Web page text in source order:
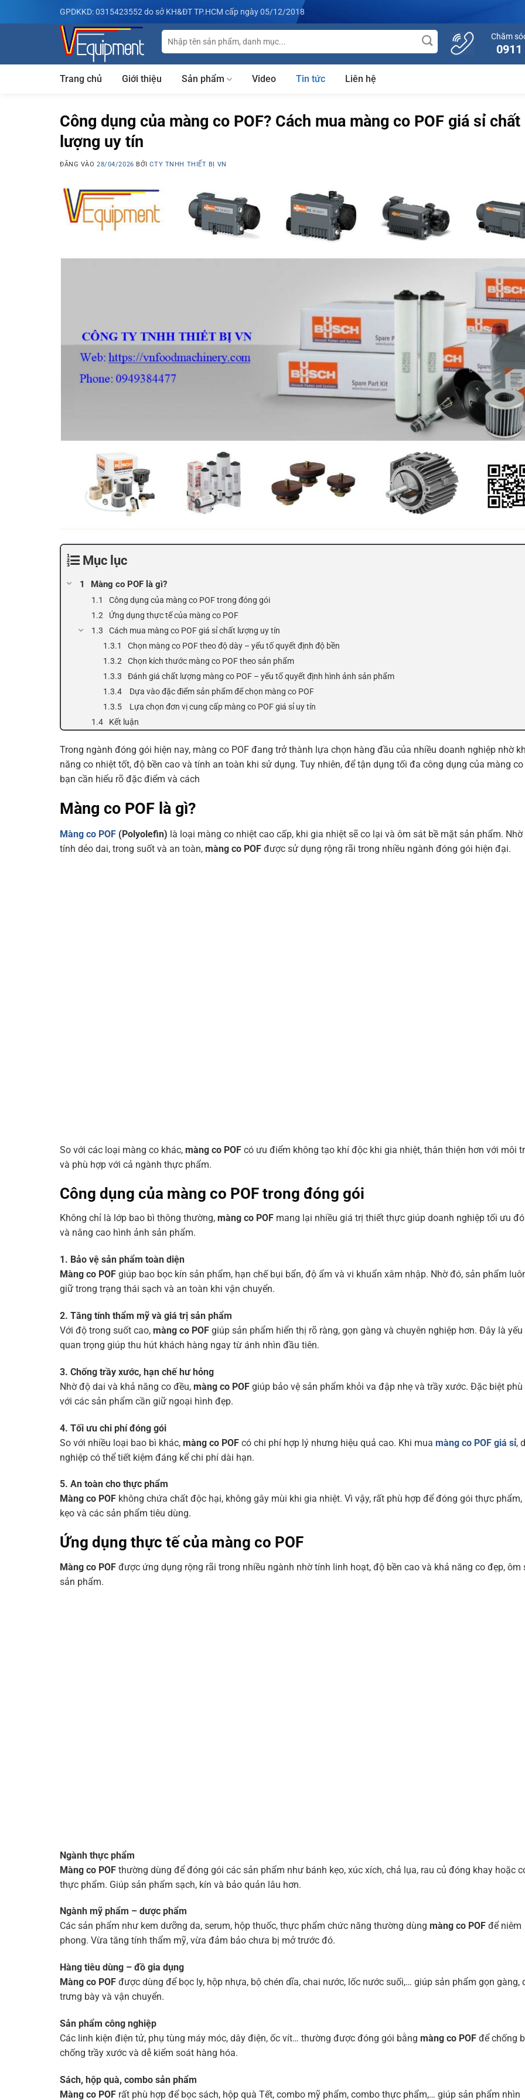
qua
GPDKKD: 0315423552 do sở KH&ĐT TP.HCM cấp ngày 05/12/2018
Tìm
kiếm:
Chăm
Trang chủ Giới thiệu Sản phẩm Video Tin tức Liên hệ
Công dụng của màng co POF? Cách mua màng co POF giá sỉ chất
lượng uy tín
ĐĂNG VÀO28/04/2026 BỞICTY TNHH THIẾT BỊ VN
Mục lục
Màng co POF là gì?
Công dụng của màng co POF trong đóng gói
Ứng dụng thực tế của màng co POF
Cách mua màng co POF giá sỉ chất lượng uy tín
Chọn màng co POF theo độ dày – yếu tố quyết định độ bền
Chọn kích thước màng co POF theo sản phẩm
Đánh giá chất lượng màng co POF – yếu tố quyết định hình ảnh sản phẩm
Dựa vào đặc điểm sản phẩm để chọn màng co POF
Lựa chọn đơn vị cung cấp màng co POF giá sỉ uy tín
Kết luận
Trong ngành đóng gói hiện nay, màng co POF đang trở thành lựa chọn hàng đầu của nhiều doanh nghiệp nhờ
năng co nhiệt tốt, độ bền cao và tính an toàn khi sử dụng. Tuy nhiên, để tận dụng tối đa công dụng của màng co
bạn cần hiểu rõ đặc điểm và cách
Màng co POF là gì?
Màng co POF (Polyolefin) là loại màng co nhiệt cao cấp, khi gia nhiệt sẽ co lại và ôm sát bề mặt sản phẩm.
tính dẻo dai, trong suốt và an toàn, màng co POF được sử dụng rộng rãi trong nhiều ngành đóng gói hiện đại.
So với các loại màng co khác, màng co POF có ưu điểm không tạo khí độc khi gia nhiệt, thân thiện hơn với môi
và phù hợp với cả ngành thực phẩm.
Công dụng của màng co POF trong đóng gói
Không chỉ là lớp bao bì thông thường, màng co POF mang lại nhiều giá trị thiết thực giúp doanh nghiệp tối ưu
và nâng cao hình ảnh sản phẩm.
1. Bảo vệ sản phẩm toàn diện
Màng co POF giúp bao bọc kín sản phẩm, hạn chế bụi bẩn, độ ẩm và vi khuẩn xâm nhập. Nhờ đó, sản phẩm
giữ trong trạng thái sạch và an toàn khi vận chuyển.
2. Tăng tính thẩm mỹ và giá trị sản phẩm
Với độ trong suốt cao, màng co POF giúp sản phẩm hiển thị rõ ràng, gọn gàng và chuyên nghiệp hơn. Đây là yếu
quan trọng giúp thu hút khách hàng ngay từ ánh nhìn đầu tiên.
3. Chống trầy xước, hạn chế hư hỏng
Nhờ độ dai và khả năng co đều, màng co POF giúp bảo vệ sản phẩm khỏi va đập nhẹ và trầy xước. Đặc biệt phù
với các sản phẩm cần giữ ngoại hình đẹp.
4. Tối ưu chi phí đóng gói
So với nhiều loại bao bì khác, màng co POF có chi phí hợp lý nhưng hiệu quả cao. Khi mua màng co POF giá sỉ,
nghiệp có thể tiết kiệm đáng kể chi phí dài hạn.
5. An toàn cho thực phẩm
Màng co POF không chứa chất độc hại, không gây mùi khi gia nhiệt. Vì vậy, rất phù hợp để đóng gói thực phẩm,
kẹo và các sản phẩm tiêu dùng.
Ứng dụng thực tế của màng co POF
Màng co POF được ứng dụng rộng rãi trong nhiều ngành nhờ tính linh hoạt, độ bền cao và khả năng co đẹp, ôm
sản phẩm.
Ngành thực phẩm
Màng co POF thường dùng để đóng gói các sản phẩm như bánh kẹo, xúc xích, chả lụa, rau củ đóng khay hoặc
thực phẩm. Giúp sản phẩm sạch, kín và bảo quản lâu hơn.
Ngành mỹ phẩm – dược phẩm
Các sản phẩm như kem dưỡng da, serum, hộp thuốc, thực phẩm chức năng thường dùng màng co POF để niêm
phong. Vừa tăng tính thẩm mỹ, vừa đảm bảo chưa bị mở trước đó.
Hàng tiêu dùng – đồ gia dụng
Màng co POF được dùng để bọc ly, hộp nhựa, bộ chén dĩa, chai nước, lốc nước suối,… giúp sản phẩm gọn gàng,
trưng bày và vận chuyển.
Sản phẩm công nghiệp
Các linh kiện điện tử, phụ tùng máy móc, dây điện, ốc vít… thường được đóng gói bằng màng co POF để chống
chống trầy xước và dễ kiểm soát hàng hóa.
Sách, hộp quà, combo sản phẩm
Màng co POF rất phù hợp để bọc sách, hộp quà Tết, combo mỹ phẩm, combo thực phẩm,… giúp sản phẩm nhìn